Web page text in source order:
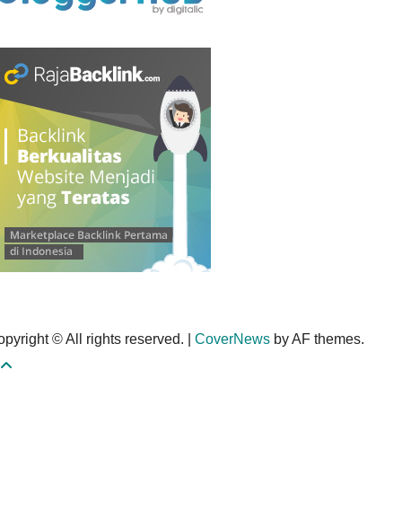
© All rights reserved. CoverNews by AF themes.